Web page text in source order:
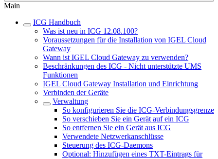
Main
ICG Handbuch
Was ist neu in ICG 12.08.100?
Voraussetzungen für die Installation von IGEL Cloud
Gateway
Wann ist IGEL Cloud Gateway zu verwenden?
Beschränkungen des ICG - Nicht unterstützte UMS
Funktionen
IGEL Cloud Gateway Installation und Einrichtung
Verbinden der Geräte
Verwaltung
So konfigurieren Sie die ICG-Verbindungsgrenze
So verschieben Sie ein Gerät auf ein ICG
So entfernen Sie ein Gerät aus ICG
Verwendete Netzwerkanschlüsse
Steuerung des ICG-Daemons
Optional: Hinzufügen eines TXT-Eintrags für